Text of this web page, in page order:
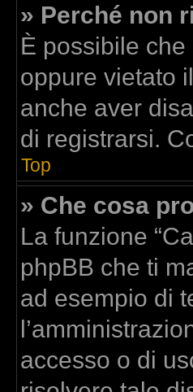
» Perché non
È possibile
oppure vietato
anche aver
di registrarsi.
Top
» Che cosa
La funzione
phpBB che ti
ad esempio di
accesso o di